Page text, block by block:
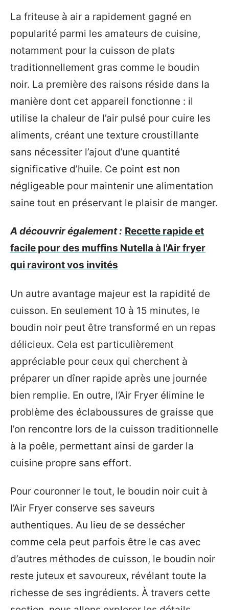
La friteuse à air a rapidement gagné en
popularité parmi les amateurs de cuisine,
notamment pour la cuisson de plats
traditionnellement gras comme le boudin
noir. La première des raisons réside dans la
manière dont cet appareil fonctionne : il
utilise la chaleur de l’air pulsé pour cuire les
aliments, créant une texture croustillante
sans nécessiter l’ajout d’une quantité
significative d’huile. Ce point est non
négligeable pour maintenir une alimentation
saine tout en préservant le plaisir de manger.
A découvrir également : Recette rapide et
facile pour des muffins Nutella à l'Air fryer
qui raviront vos invités
Un autre avantage majeur est la rapidité de
cuisson. En seulement 10 à 15 minutes, le
boudin noir peut être transformé en un repas
délicieux. Cela est particulièrement
appréciable pour ceux qui cherchent à
préparer un dîner rapide après une journée
bien remplie. En outre, l’Air Fryer élimine le
problème des éclaboussures de graisse que
l’on rencontre lors de la cuisson traditionnelle
à la poêle, permettant ainsi de garder la
cuisine propre sans effort.
Pour couronner le tout, le boudin noir cuit à
l’Air Fryer conserve ses saveurs
authentiques. Au lieu de se dessécher
comme cela peut parfois être le cas avec
d’autres méthodes de cuisson, le boudin noir
reste juteux et savoureux, révélant toute la
richesse de ses ingrédients. À travers cette